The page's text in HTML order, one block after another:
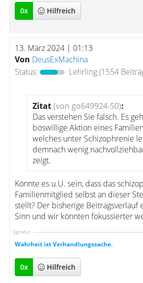
0x Hilfreich
13. März 2024 | 01:13
Von DeusExMachina
Status:
Lehrling(1554
Zitat(von go649924-50):
Das verstehen Sie falsch. Es
böswillige Aktion eines
welches unter Schizophrenie
demnach wenig
zeigt.
Könnte es u.U. sein, dass das
Familienmitglied selbst an dieser
stellt? Der bisherige Beitragsverlauf
Sinn und wir könnten fokussierter
Signatur:
Wahrheit ist Verhandlungssache.
0x Hilfreich